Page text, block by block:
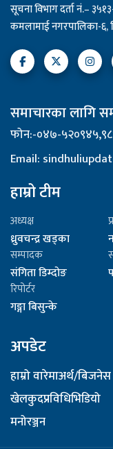
सूचना विभाग दर्ता नं.–
कमलामाई नगरपालिका-६,
समाचारका लागि
फोन:-०४७-
Email:
हाम्रो टीम
अध्यक्ष
ध्रुवचन्द्र खड्का
सम्पादक
संगिता डिम्दोङ
रिपोर्टर
गङ्गा बिसुन्के
अपडेट
हाम्रो वारेमाअर्थ/बिजनेस
खेलकुदप्रविधिभिडियो
मनोरञ्जन